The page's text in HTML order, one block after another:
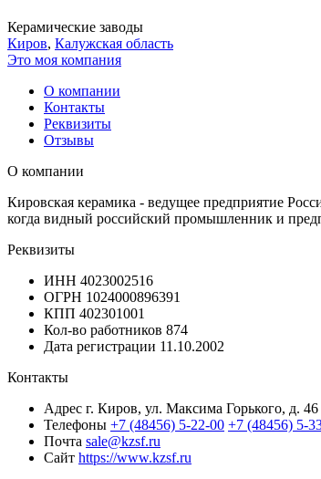
Керамические заводы
Киров, Калужская область
Это моя компания
О компании
Контакты
Реквизиты
Отзывы
О компании
Кировская керамика - ведущее предприятие
когда видный российский промышленник и
Реквизиты
ИНН 4023002516
ОГРН 1024000896391
КПП 402301001
Кол-во работников 874
Дата регистрации 11.10.2002
Контакты
Адрес г. Киров, ул. Максима Горького, д. 46
Телефоны +7 (48456) 5-22-00 +7 (48456) 5-
Почта sale@kzsf.ru
Сайт https://www.kzsf.ru